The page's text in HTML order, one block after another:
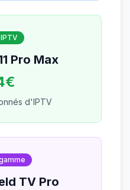
Pro Max
d'IPTV
TV Pro